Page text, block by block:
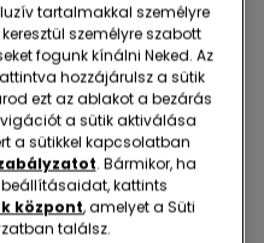
tartalmakkal személyre
személyre szabott
fogunk kínálni Neked. Az
hozzájárulsz a sütik
ezt az ablakot a bezárás
a sütik aktiválása
a sütikkel kapcsolatban
. Bármikor, ha
kattints
központ, amelyet a Süti
találsz.